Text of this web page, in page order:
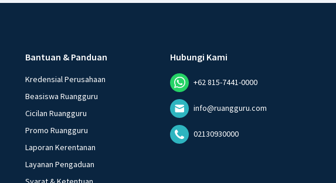
Bantuan & Panduan
Kredensial Perusahaan
Beasiswa Ruangguru
Cicilan Ruangguru
Promo Ruangguru
Laporan Kerentanan
Layanan Pengaduan
Hubungi Kami
+62 815-7441-0000
info@ruangguru.com
02130930000